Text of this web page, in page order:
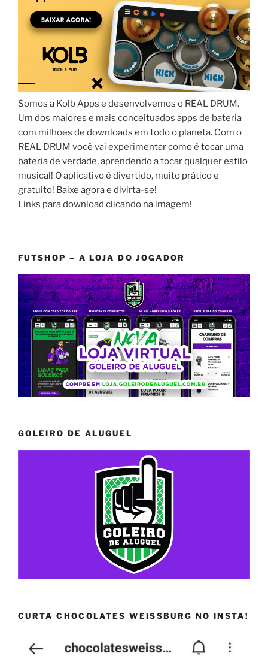
Somos a Kolb Apps e desenvolvemos o REAL DRUM.
Um dos maiores e mais conceituados apps de bateria
com milhões de downloads em todo o planeta. Com o
REAL DRUM você vai experimentar como é tocar uma
bateria de verdade, aprendendo a tocar qualquer estilo
musical! O aplicativo é divertido, muito prático e
gratuito! Baixe agora e divirta-se!
Links para download clicando na imagem!
FUTSHOP – A LOJA DO JOGADOR
GOLEIRO DE ALUGUEL
CURTA CHOCOLATES WEISSBURG NO INSTA!